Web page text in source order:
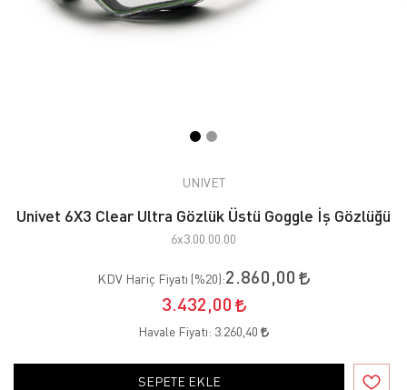
UNIVET
Univet 6X3 Clear Ultra Gözlük Üstü Goggle İş Gözlüğü
6x3.00.00.00
KDV Hariç Fiyatı (%20):2.860,00
3.432,00
Havale Fiyatı: 3.260,40
SEPETE EKLE